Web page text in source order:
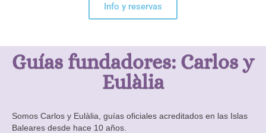
Info y reservas
Guías fundadores: Carlos y
Eulàlia
Somos Carlos y Eulàlia, guías oficiales acreditados en las Islas
Baleares desde hace 10 años.